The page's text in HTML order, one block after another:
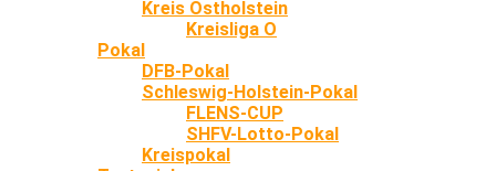
Kreis Ostholstein
Kreisliga O
Pokal
DFB-Pokal
Schleswig-Holstein-Pokal
FLENS-CUP
SHFV-Lotto-Pokal
Kreispokal